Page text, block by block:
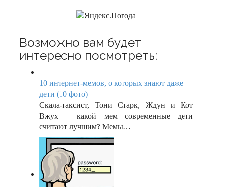
Возможно вам будет
интересно посмотреть:
10 интернет-мемов, о которых знают даже
дети (10 фото)
Скала-таксист, Тони Старк, Ждун и Кот
Вжух – какой мем современные дети
считают лучшим? Мемы…